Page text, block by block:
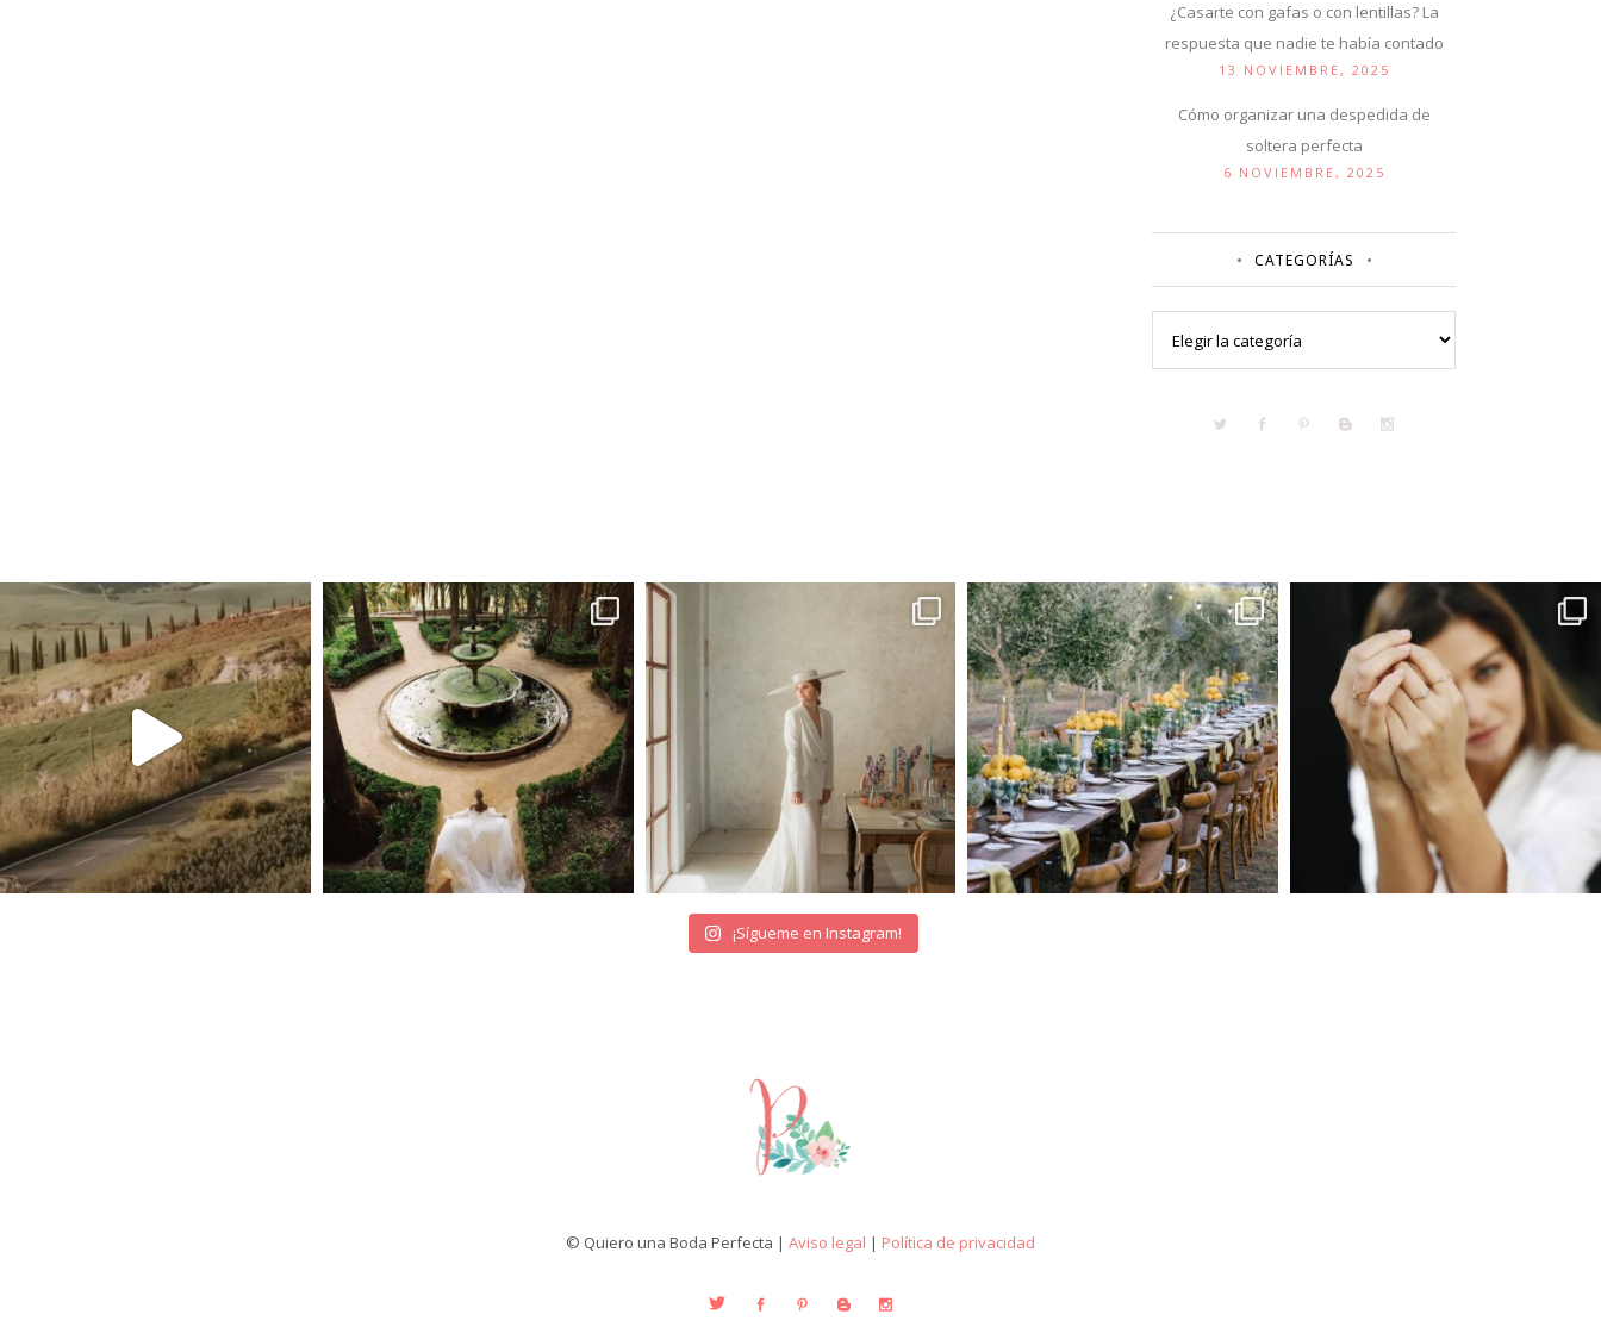
¿Casarte con gafas o con lentillas? La
respuesta que nadie te había contado
13 NOVIEMBRE, 2025
Cómo organizar una despedida de
soltera perfecta
6 NOVIEMBRE, 2025
CATEGORÍAS
¡Sígueme en Instagram!
© Quiero una Boda Perfecta | Aviso legal | Política de privacidad